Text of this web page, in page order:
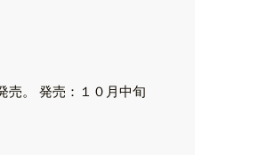
売。 発売：１０月中旬